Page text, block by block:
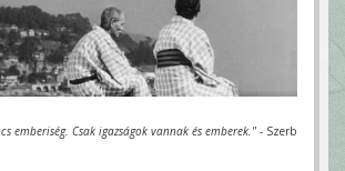
emberiség. Csak igazságok vannak és emberek." - Szerb